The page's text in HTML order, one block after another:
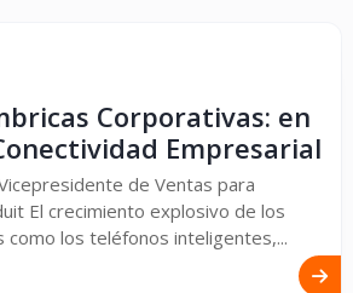
Corporativas: en
Empresarial
de Ventas para
El crecimiento explosivo de los
los teléfonos inteligentes,...